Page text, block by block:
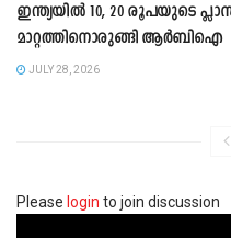
ഇന്ത്യയിൽ 10, 20 രൂപയുടെ
മാറ്റത്തിനൊരുങ്ങി ആർബിഐ
JULY 28, 2026
Please login to join discussion